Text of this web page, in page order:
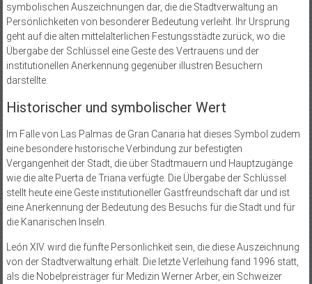
symbolischen Auszeichnungen dar, die die Stadtverwaltung an
Persönlichkeiten von besonderer Bedeutung verleiht. Ihr Ursprung
geht auf die alten mittelalterlichen Festungsstädte zurück, wo die
Übergabe der Schlüssel eine Geste des Vertrauens und der
institutionellen Anerkennung gegenüber illustren Besuchern
darstellte.
Historischer und symbolischer Wert
Im Falle von Las Palmas de Gran Canaria hat dieses Symbol zudem
eine besondere historische Verbindung zur befestigten
Vergangenheit der Stadt, die über Stadtmauern und Hauptzugänge
wie die alte Puerta de Triana verfügte. Die Übergabe der Schlüssel
stellt heute eine Geste institutioneller Gastfreundschaft dar und ist
eine Anerkennung der Bedeutung des Besuchs für die Stadt und für
die Kanarischen Inseln.
León XIV. wird die fünfte Persönlichkeit sein, die diese Auszeichnung
von der Stadtverwaltung erhält. Die letzte Verleihung fand 1996 statt,
als die Nobelpreisträger für Medizin Werner Arber, ein Schweizer